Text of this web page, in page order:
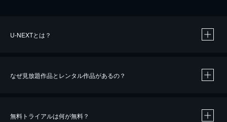
U-NEXTとは？
なぜ見放題作品とレンタル作品があるの？
無料トライアルは何が無料？